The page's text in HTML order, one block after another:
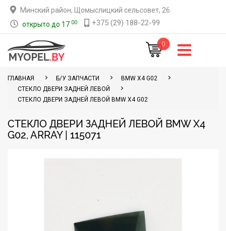
Минский район, Щомыслицкий сельсовет, 26
открыто до 17 00 +375 (29) 188-22-99
0
ГЛАВНАЯ Б/У ЗАПЧАСТИ
BMW X4 G02
СТЕКЛО ДВЕРИ ЗАДНЕЙ ЛЕВОЙ
СТЕКЛО ДВЕРИ ЗАДНЕЙ ЛЕВОЙ BMW X4 G02
СТЕКЛО ДВЕРИ ЗАДНЕЙ ЛЕВОЙ BMW X4
G02, ARRAY | 115071